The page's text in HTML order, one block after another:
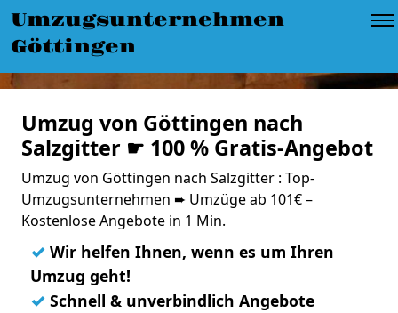
Umzugsunternehmen
Göttingen
Umzug von Göttingen nach
Salzgitter ☛ 100 % Gratis-Angebot
Umzug von Göttingen nach Salzgitter : Top-
Umzugsunternehmen ➨ Umzüge ab 101€ –
Kostenlose Angebote in 1 Min.
✓ Wir helfen Ihnen, wenn es um Ihren
Umzug geht!
✓ Schnell & unverbindlich Angebote